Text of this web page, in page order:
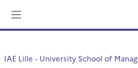
IAE Lille - University School of